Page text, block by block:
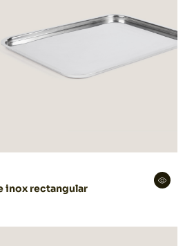
inox rectangular